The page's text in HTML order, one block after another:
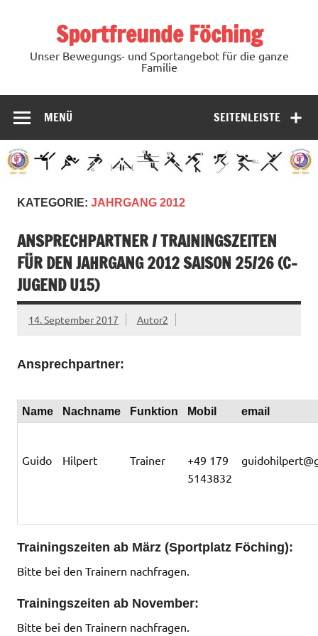
Sportfreunde Föching
Unser Bewegungs- und Sportangebot für die ganze
Familie
SEITENLEISTE
MENÜ
KATEGORIE: JAHRGANG 2012
ANSPRECHPARTNER / TRAININGSZEITEN
FÜR DEN JAHRGANG 2012 SAISON 25/26 (C-
JUGEND U15)
14. September 2017 Autor2
Ansprechpartner:
Name Nachname Funktion Mobil email
Guido Hilpert Trainer
+49 179
5143832
Trainingszeiten ab März (Sportplatz Föching):
Bitte bei den Trainern nachfragen.
Trainingszeiten ab November:
Bitte bei den Trainern nachfragen.